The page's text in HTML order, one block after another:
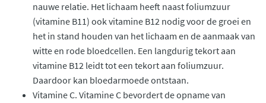
nauwe relatie. Het lichaam heeft naast foliumzuur
(vitamine B11) ook vitamine B12 nodig voor de groei en
het in stand houden van het lichaam en de aanmaak van
witte en rode bloedcellen. Een langdurig tekort aan
vitamine B12 leidt tot een tekort aan foliumzuur.
Daardoor kan bloedarmoede ontstaan.
Vitamine C. Vitamine C bevordert de opname van